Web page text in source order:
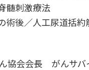
髄刺激療法
術後／人工尿道括約
協会会長 がんサバ